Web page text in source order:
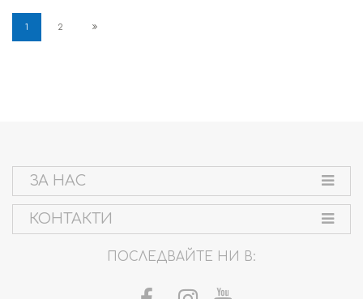
1 2
ЗА НАС
КОНТАКТИ
ПОСЛЕДВАЙТЕ НИ В: